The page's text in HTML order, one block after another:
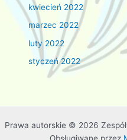
kwiecień 2022
marzec 2022
luty 2022
styczeń 2022
Prawa autorskie © 2026
Obsługiwane przez